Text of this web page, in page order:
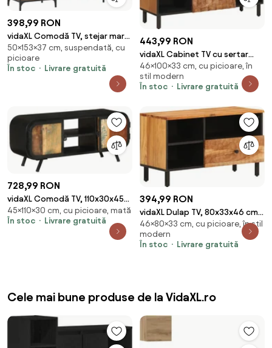
398,99 RON
vidaXL Comodă TV, stejar maro,
153x37x50 cm, lemn compozit
50×153×37 cm, suspendată, cu
picioare
În stoc
Livrare gratuită
443,99 RON
vidaXL Cabinet TV cu sertar
Finisaj Acacia Maro 100 x 33 x 46
cm
46×100×33 cm, cu picioare, în
stil modern
În stoc
Livrare gratuită
728,99 RON
vidaXL Comodă TV, 110x30x45
cm, lemn masiv reciclat
45×110×30 cm, cu picioare, mată
În stoc
Livrare gratuită
394,99 RON
vidaXL Dulap TV, 80x33x46 cm,
lemn masiv de acacia
46×80×33 cm, cu picioare, în stil
modern
În stoc
Livrare gratuită
Cele mai bune produse de la VidaXL.ro